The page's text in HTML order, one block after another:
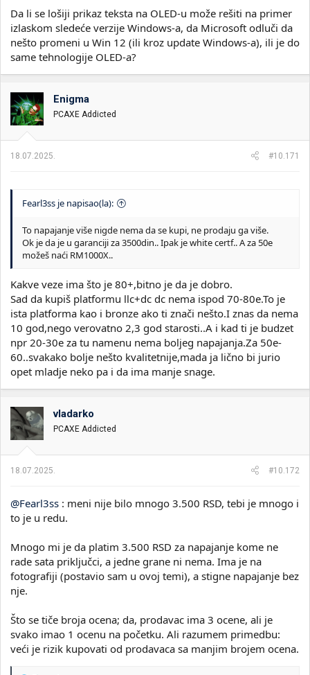
Da li se lošiji prikaz teksta na OLED-u može rešiti na primer
izlaskom sledeće verzije Windows-a, da Microsoft odluči da
nešto promeni u Win 12 (ili kroz update Windows-a), ili je do
same tehnologije OLED-a?
Enigma
PCAXE Addicted
18.07.2025. #10.171
Fearl3ss je napisao(la):
To napajanje više nigde nema da se kupi, ne prodaju ga više.
Ok je da je u garanciji za 3500din.. Ipak je white certf.. A za 50e
možeš naći RM1000X..
Kakve veze ima što je 80+,bitno je da je dobro.
Sad da kupiš platformu llc+dc dc nema ispod 70-80e.To je
ista platforma kao i bronze ako ti znači nešto.I znas da nema
10 god,nego verovatno 2,3 god starosti..A i kad ti je budzet
npr 20-30e za tu namenu nema boljeg napajanja.Za 50e-
60..svakako bolje nešto kvalitetnije,mada ja lično bi jurio
opet mladje neko pa i da ima manje snage.
vladarko
PCAXE Addicted
18.07.2025. #10.172
@Fearl3ss : meni nije bilo mnogo 3.500 RSD, tebi je mnogo i
to je u redu.
Mnogo mi je da platim 3.500 RSD za napajanje kome ne
rade sata priključci, a jedne grane ni nema. Ima je na
fotografiji (postavio sam u ovoj temi), a stigne napajanje bez
nje.
Što se tiče broja ocena; da, prodavac ima 3 ocene, ali je
svako imao 1 ocenu na početku. Ali razumem primedbu:
veći je rizik kupovati od prodavaca sa manjim brojem ocena.